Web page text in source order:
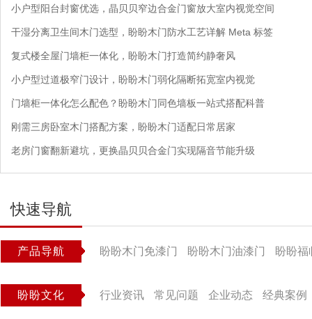
小户型阳台封窗优选，晶贝贝窄边合金门窗放大室内视觉空间
干湿分离卫生间木门选型，盼盼木门防水工艺详解 Meta 标签
复式楼全屋门墙柜一体化，盼盼木门打造简约静奢风
小户型过道极窄门设计，盼盼木门弱化隔断拓宽室内视觉
门墙柜一体化怎么配色？盼盼木门同色墙板一站式搭配科普
刚需三房卧室木门搭配方案，盼盼木门适配日常居家
老房门窗翻新避坑，更换晶贝贝合金门实现隔音节能升级
快速导航
产品导航 盼盼木门免漆门 盼盼木门油漆门 盼盼福
盼盼文化 行业资讯 常见问题 企业动态 经典案例